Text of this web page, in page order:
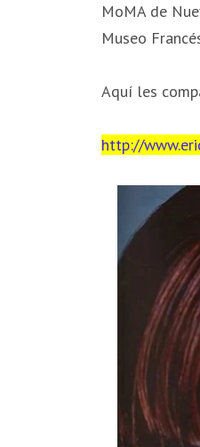
MoMA de
Museo
Aquí les
http://